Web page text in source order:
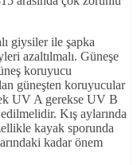
giysiler ile şapka
azaltılmalı. Güneşe
koruyucu
güneşten koruyucular
UV A gerekse UV B
Kış aylarında
kayak sporunda
kadar önem